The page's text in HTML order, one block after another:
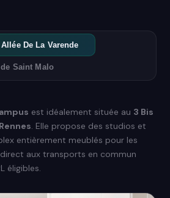
De La Varende
Saint Malo
est idéalement située au 3 Bis
. Elle propose des studios et
entièrement meublés pour les
aux transports en commun
éligibles.